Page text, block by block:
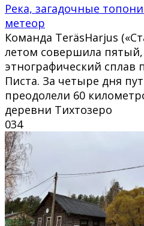
Река, загадочные
метеор
Команда TeräsHarjus
летом совершила
этнографический сплав
Писта. За четыре дня
преодолели 60
деревни Тихтозеро
034